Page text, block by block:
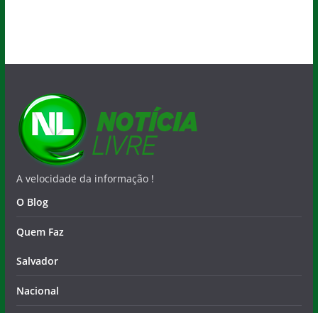
A velocidade da informação !
O Blog
Quem Faz
Salvador
Nacional